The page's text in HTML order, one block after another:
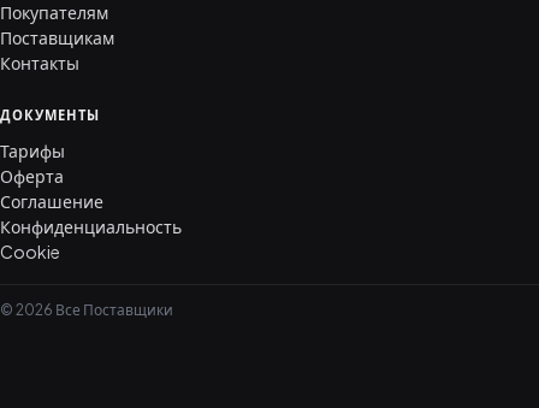
Покупателям
Поставщикам
Контакты
ДОКУМЕНТЫ
Тарифы
Оферта
Соглашение
Конфиденциальность
Cookie
© 2026 Все Поставщики